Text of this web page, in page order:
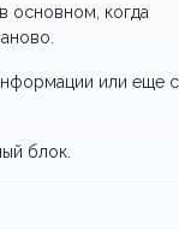
основном, когда
или еще
блок.